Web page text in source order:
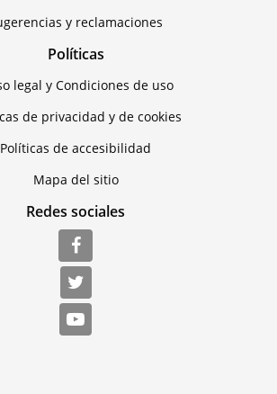
y reclamaciones
Políticas
legal y Condiciones de uso
de privacidad y de cookies
Políticas de accesibilidad
Mapa del sitio
Redes sociales